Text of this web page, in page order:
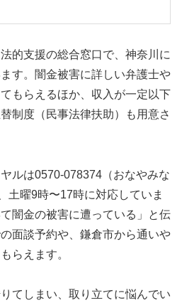
的支援の総合窓口で、神奈川に
す。闇金被害に詳しい弁護士や
もらえるほか、収入が一定以下
制度（民事法律扶助）も用意さ
ルは0570-078374（おなやみな
土曜9時〜17時に対応していま
闇金の被害に遭っている」と伝
面談予約や、鎌倉市から通いや
らえます。
てしまい、取り立てに悩んでい